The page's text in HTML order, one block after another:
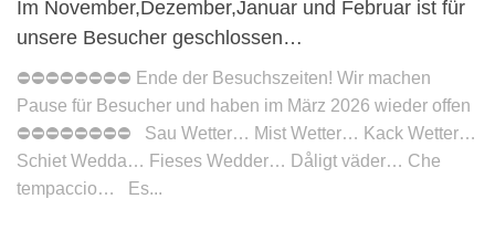
News
Neuigkeiten
Danksagungen
Pressestimmen
Termine
Im November,Dezember,Januar und Februar ist für
unsere Besucher geschlossen…
⛔️⛔️⛔️⛔️⛔️⛔️⛔️⛔️ Ende der Besuchszeiten! Wir machen
Pause für Besucher und haben im März 2026 wieder offen
⛔️⛔️⛔️⛔️⛔️⛔️⛔️⛔️ Sau Wetter… Mist Wetter… Kack Wetter…
Schiet Wedda… Fieses Wedder… Dåligt väder… Che
tempaccio… Es...